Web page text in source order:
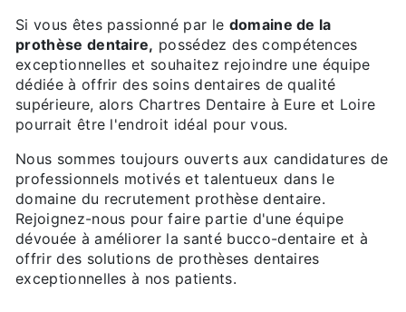
Si vous êtes passionné par le domaine de la
prothèse dentaire, possédez des compétences
exceptionnelles et souhaitez rejoindre une équipe
dédiée à offrir des soins dentaires de qualité
supérieure, alors Chartres Dentaire à Eure et Loire
pourrait être l'endroit idéal pour vous.
Nous sommes toujours ouverts aux candidatures de
professionnels motivés et talentueux dans le
domaine du recrutement prothèse dentaire.
Rejoignez-nous pour faire partie d'une équipe
dévouée à améliorer la santé bucco-dentaire et à
offrir des solutions de prothèses dentaires
exceptionnelles à nos patients.